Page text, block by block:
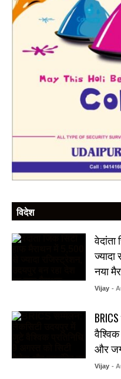
विदेश
नया
Vijay -
और
Vijay -